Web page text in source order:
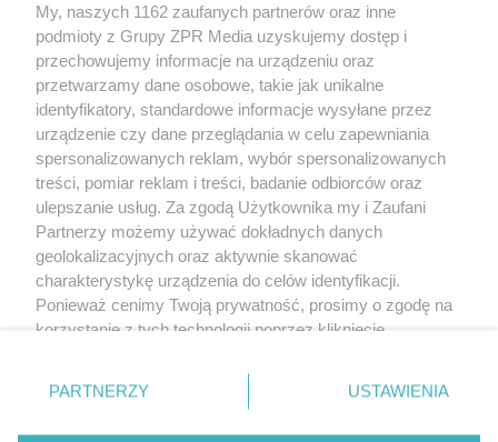
Żaden utwór zamieszczony w serwisie nie może być powielany i
rozpowszechniany lub dalej rozpowszechniany w jakikolwiek sposób (w
tym także elektroniczny lub mechaniczny) na jakimkolwiek polu
eksploatacji w jakiejkolwiek formie, włącznie z umieszczaniem w Internecie
bez pisemnej zgody właściciela praw. Jakiekolwiek użycie lub
wykorzystanie utworów w całości lub w części z naruszeniem prawa, tzn.
bez właściwej zgody, jest zabronione pod groźbą kary i może być ścigane
prawnie.
O nas
My, naszych 1162 zaufanych partnerów oraz inne
podmioty z Grupy ZPR Media uzyskujemy dostęp i
przechowujemy informacje na urządzeniu oraz
przetwarzamy dane osobowe, takie jak unikalne
identyfikatory, standardowe informacje wysyłane przez
urządzenie czy dane przeglądania w celu zapewniania
spersonalizowanych reklam, wybór spersonalizowanych
treści, pomiar reklam i treści, badanie odbiorców oraz
ulepszanie usług. Za zgodą Użytkownika my i Zaufani
Partnerzy możemy używać dokładnych danych
geolokalizacyjnych oraz aktywnie skanować
charakterystykę urządzenia do celów identyfikacji.
Ponieważ cenimy Twoją prywatność, prosimy o zgodę na
korzystanie z tych technologii poprzez kliknięcie
zmienić/wycofać klikając przycisk ustawień prywatności
znajdujący się w lewym dolnym rogu strony
rodzaje przetwarzania danych nie wymagają zgody
PARTNERZY USTAWIENIA